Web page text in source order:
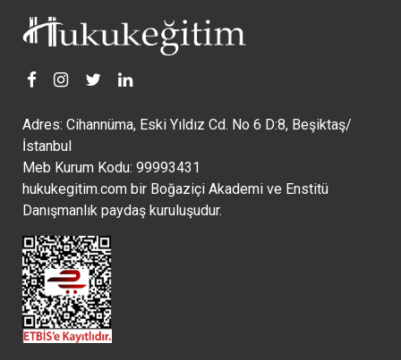
Adres: Cihannüma, Eski Yıldız Cd. No 6 D:8, Beşiktaş/
İstanbul
Meb Kurum Kodu: 99993431
hukukegitim.com bir Boğaziçi Akademi ve Enstitü
Danışmanlık paydaş kuruluşudur.